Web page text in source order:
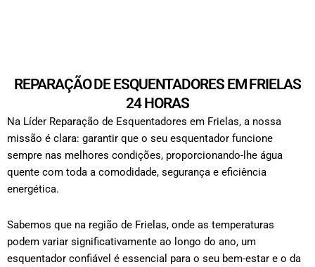
REPARAÇÃO DE ESQUENTADORES EM FRIELAS
24 HORAS
Na Líder Reparação de Esquentadores em Frielas, a nossa
missão é clara: garantir que o seu esquentador funcione
sempre nas melhores condições, proporcionando-lhe água
quente com toda a comodidade, segurança e eficiência
energética.
Sabemos que na região de Frielas, onde as temperaturas
podem variar significativamente ao longo do ano, um
esquentador confiável é essencial para o seu bem-estar e o da